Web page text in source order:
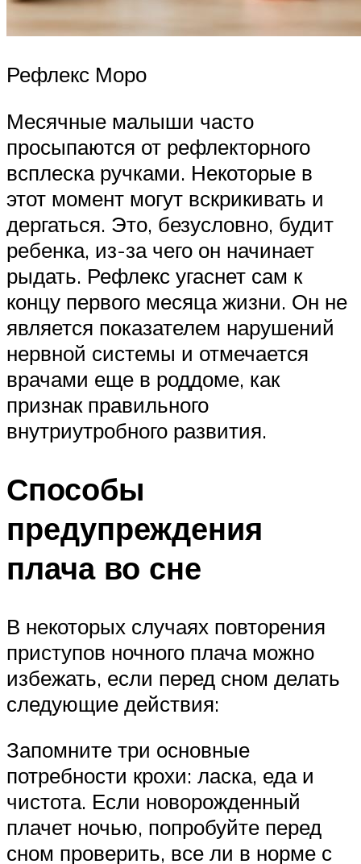
Рефлекс Моро
Месячные малыши часто
просыпаются от рефлекторного
всплеска ручками. Некоторые в
этот момент могут вскрикивать и
дергаться. Это, безусловно, будит
ребенка, из-за чего он начинает
рыдать. Рефлекс угаснет сам к
концу первого месяца жизни. Он не
является показателем нарушений
нервной системы и отмечается
врачами еще в роддоме, как
признак правильного
внутриутробного развития.
Способы
предупреждения
плача во сне
В некоторых случаях повторения
приступов ночного плача можно
избежать, если перед сном делать
следующие действия:
Запомните три основные
потребности крохи: ласка, еда и
чистота. Если новорожденный
плачет ночью, попробуйте перед
сном проверить, все ли в норме с